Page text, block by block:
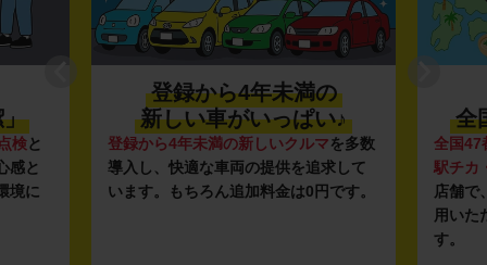
」
検と
感と
境に
登録から4年未満の
新しい車がいっぱい♪
登録から4年未満の新しいクルマを多数
導入し、快適な車両の提供を追求して
います。もちろん追加料金は0円です。
全
全国47
駅チカ
店舗で
用いた
す。